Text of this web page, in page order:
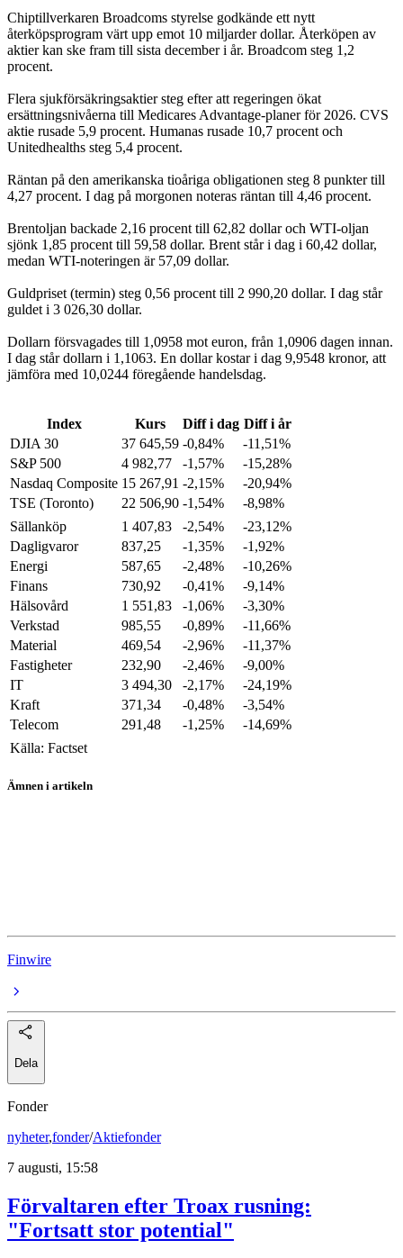
Chiptillverkaren Broadcoms styrelse godkände ett nytt
återköpsprogram värt upp emot 10 miljarder dollar. Återköpen av
aktier kan ske fram till sista december i år. Broadcom steg 1,2
procent.
Flera sjukförsäkringsaktier steg efter att regeringen ökat
ersättningsnivåerna till Medicares Advantage-planer för 2026. CVS
aktie rusade 5,9 procent. Humanas rusade 10,7 procent och
Unitedhealths steg 5,4 procent.
Räntan på den amerikanska tioåriga obligationen steg 8 punkter till
4,27 procent. I dag på morgonen noteras räntan till 4,46 procent.
Brentoljan backade 2,16 procent till 62,82 dollar och WTI-oljan
sjönk 1,85 procent till 59,58 dollar. Brent står i dag i 60,42 dollar,
medan WTI-noteringen är 57,09 dollar.
Guldpriset (termin) steg 0,56 procent till 2 990,20 dollar. I dag står
guldet i 3 026,30 dollar.
Dollarn försvagades till 1,0958 mot euron, från 1,0906 dagen innan.
I dag står dollarn i 1,1063. En dollar kostar i dag 9,9548 kronor, att
jämföra med 10,0244 föregående handelsdag.
Index Kurs Diff i dag Diff i år
DJIA 30
37 645,59 -0,84%
-11,51%
S&P 500
4 982,77 -1,57%
-15,28%
Nasdaq Composite 15 267,91 -2,15%
-20,94%
TSE (Toronto)
22 506,90 -1,54%
-8,98%
Sällanköp
1 407,83 -2,54%
-23,12%
Dagligvaror
837,25 -1,35%
-1,92%
Energi
587,65 -2,48%
-10,26%
Finans
730,92 -0,41%
-9,14%
Hälsovård
1 551,83 -1,06%
-3,30%
Verkstad
985,55 -0,89%
-11,66%
Material
469,54 -2,96%
-11,37%
Fastigheter
232,90 -2,46%
-9,00%
IT
3 494,30 -2,17%
-24,19%
Kraft
371,34 -0,48%
-3,54%
Telecom
291,48 -1,25%
-14,69%
Källa: Factset
Ämnen i artikeln
Finwire
Dela
Fonder
nyheter,fonder/Aktiefonder
7 augusti, 15:58
Förvaltaren efter Troax rusning:
"Fortsatt stor potential"